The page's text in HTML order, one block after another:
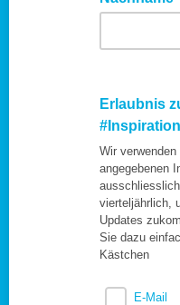
Erlaubnis
Wir
angegebenen
vierteljährlich,
Updates
Sie dazu
Kästchen
E-Mail